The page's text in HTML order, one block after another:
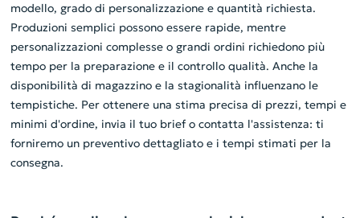
modello, grado di personalizzazione e quantità richiesta.
Produzioni semplici possono essere rapide, mentre
personalizzazioni complesse o grandi ordini richiedono più
tempo per la preparazione e il controllo qualità. Anche la
disponibilità di magazzino e la stagionalità influenzano le
tempistiche. Per ottenere una stima precisa di prezzi, tempi e
minimi d'ordine, invia il tuo brief o contatta l'assistenza: ti
forniremo un preventivo dettagliato e i tempi stimati per la
consegna.